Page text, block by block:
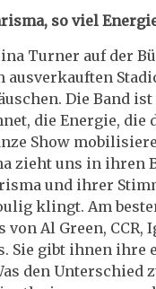
so viel
Turner auf der
ausverkauften
Die Band
die Energie, die
Show
zieht uns in ihren
und ihrer
klingt. Am
von Al Green, CCR,
Sie gibt ihnen ihre
den Unterschied